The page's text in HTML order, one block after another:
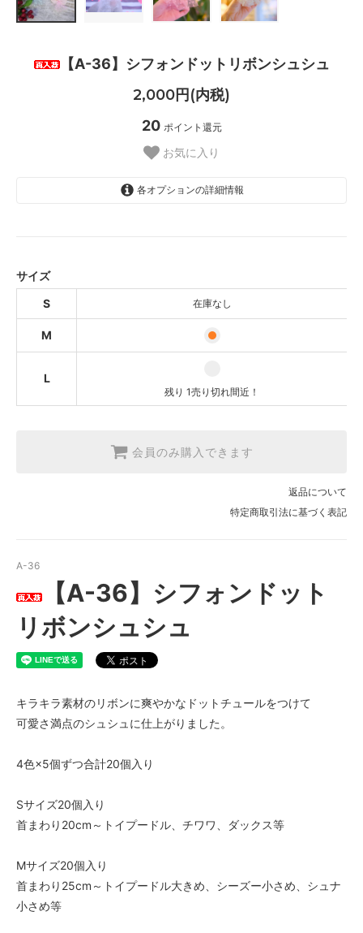
【A-36】シフォンドットリボンシュシュ
2,000円(内税)
20 ポイント還元
お気に入り
各オプションの詳細情報
L
残り 1売り切れ間近！
サイズ
S
在庫なし
M
L
残り 1売り切れ間近！
会員のみ購入できます
返品について
特定商取引法に基づく表記
A-36
【A-36】シフォンドット
リボンシュシュ
キラキラ素材のリボンに爽やかなドットチュールをつけて
可愛さ満点のシュシュに仕上がりました。
4色×5個ずつ合計20個入り
Sサイズ20個入り
首まわり20cm～トイプードル、チワワ、ダックス等
Mサイズ20個入り
首まわり25cm～トイプードル大きめ、シーズー小さめ、シュナ
小さめ等